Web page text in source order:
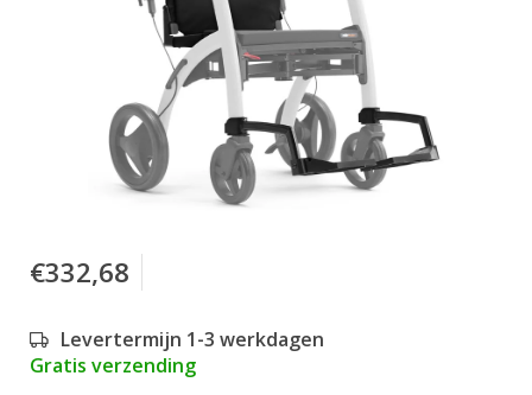
€332,68
Levertermijn 1-3 werkdagen
Gratis verzending